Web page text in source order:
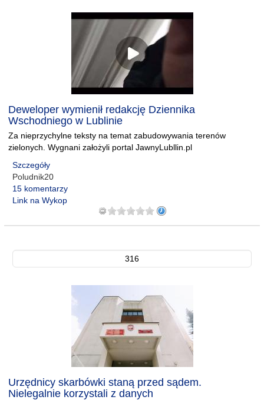
Deweloper wymienił redakcję Dziennika
Wschodniego w Lublinie
Za nieprzychylne teksty na temat zabudowywania terenów
zielonych. Wygnani założyli portal JawnyLubllin.pl
Szczegóły
Poludnik20
15 komentarzy
Link na Wykop
316
Urzędnicy skarbówki staną przed sądem.
Nielegalnie korzystali z danych